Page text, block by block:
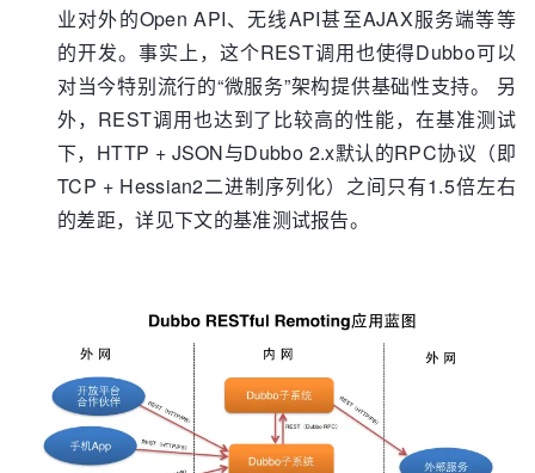
业对外的Open API、无线API甚至AJAX服务端等等
的开发。事实上，这个REST调用也使得Dubbo可以
对当今特别流行的“微服务”架构提供基础性支持。 另
外，REST调用也达到了比较高的性能，在基准测试
下，HTTP + JSON与Dubbo 2.x默认的RPC协议（即
TCP + Hessian2二进制序列化）之间只有1.5倍左右
的差距，详见下文的基准测试报告。